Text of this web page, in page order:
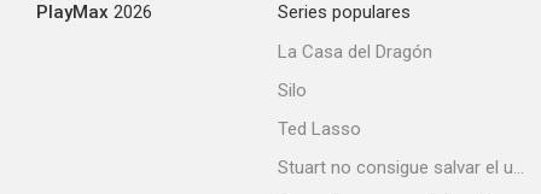
PlayMax 2026
Series populares
La Casa del Dragón
Silo
Ted Lasso
Stuart no consigue salvar el universo